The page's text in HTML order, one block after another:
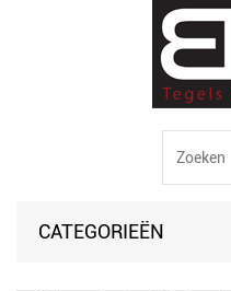
CATEGORIEËN